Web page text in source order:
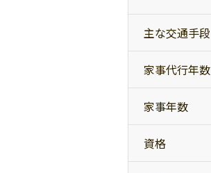
主な交通手段
家事代行年数
家事年数
資格